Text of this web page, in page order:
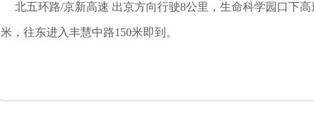
北五环路/京新高速 出京方向行驶8公里，生命科学园口下
米， 往东进入丰慧中路150米即到。